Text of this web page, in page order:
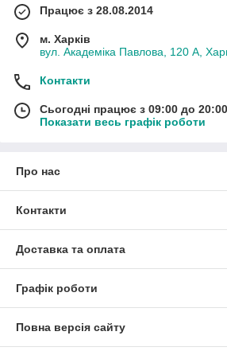
Працює з 28.08.2014
м. Харків
вул. Академіка Павлова, 120 А,
Контакти
Сьогодні працює з 09:00 до 20:00
Показати весь графік роботи
Про нас
Контакти
Доставка та оплата
Графік роботи
Повна версія сайту